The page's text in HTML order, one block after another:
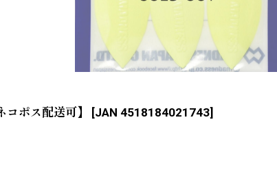
ポス配送可】 [JAN 4518184021743]